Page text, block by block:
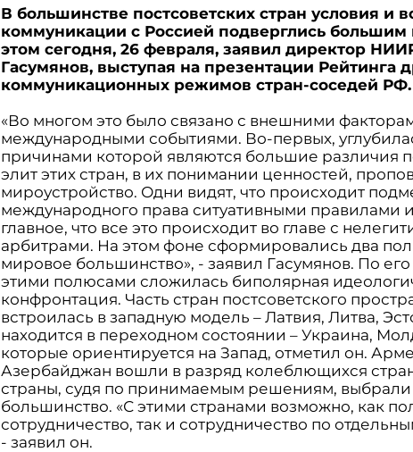
В большинстве постсоветских стран условия и
коммуникации с Россией подверглись
этом сегодня, 26 февраля, заявил директор
Гасумянов, выступая на презентации Рейтинга
коммуникационных режимов стран-соседей РФ.
«Во многом это было связано с внешними
международными событиями. Во-первых,
причинами которой являются большие различия
элит этих стран, в их понимании ценностей,
мироустройство. Одни видят, что происходит
международного права ситуативными правилами
главное, что все это происходит во главе с
арбитрами. На этом фоне сформировались два
мировое большинство», - заявил Гасумянов. По
этими полюсами сложилась биполярная
конфронтация. Часть стран постсоветского
встроилась в западную модель – Латвия, Литва,
находится в переходном состоянии – Украина,
которые ориентируется на Запад, отметил он.
Азербайджан вошли в разряд колеблющихся
страны, судя по принимаемым решениям,
большинство. «С этими странами возможно, как
сотрудничество, так и сотрудничество по
- заявил он.